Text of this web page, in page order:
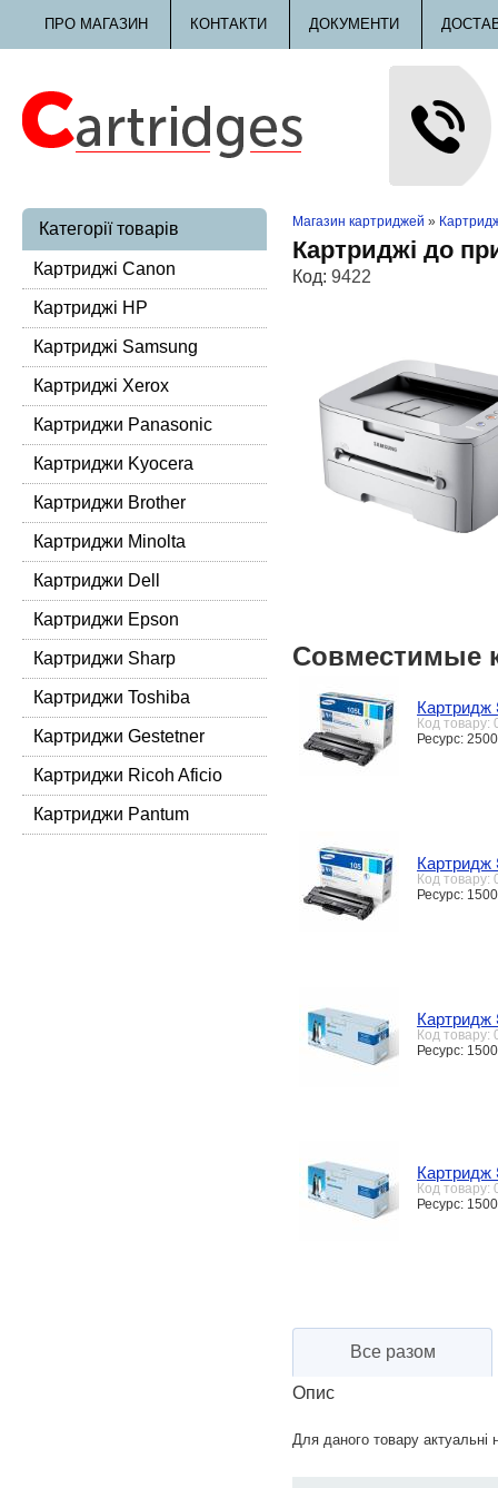
ПРО МАГАЗИН КОНТАКТИ ДОКУМЕНТИ
Категорії товарів
Картриджі Canon
Картриджі HP
Картриджі Samsung
Картриджі Xerox
Картриджи Panasonic
Картриджи Kyocera
Картриджи Brother
Картриджи Minolta
Картриджи Dell
Картриджи Epson
Картриджи Sharp
Картриджи Toshiba
Картриджи Gestetner
Картриджи Ricoh Aficio
Картриджи Pantum
Магазин картриджей »
Картриджі до
Код: 9422
Совместимые
Картридж
Код товару:
Ресурс: 2500
Картридж
Код товару:
Ресурс:
Картридж
Код товару:
Ресурс: 1500
Картридж
Код товару:
Ресурс:
Все разом
Опис
Для даного товару актуальні